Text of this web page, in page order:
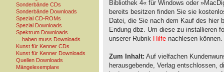
Sonderbände CDs
Sonderbände Downloads
Spezial CD-ROMs
Spezial Downloads
Spektrum Downloads
... haben muss Downloads
Kunst für Kenner CDs
Kunst für Kenner Downloads
Quellen Downloads
Mängelexemplare
Bibliothek 4« für Windows oder
bereits besitzen finden Sie sie
Datei, die Sie nach dem Kauf des hier
Endung dbz. Um diese zu installieren
unserer Rubrik Hilfe nachlesen können.
Zum Inhalt: Auf vielfachen
herausgebende, Verlag entschlossen,